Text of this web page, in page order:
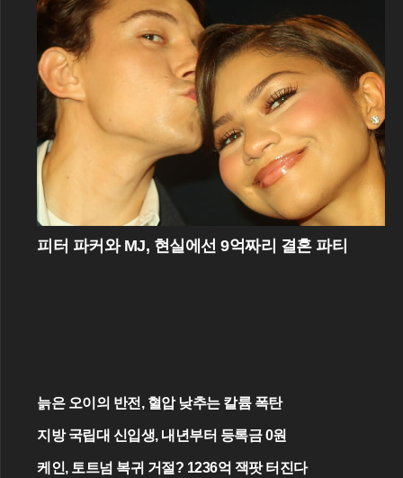
피터 파커와 MJ, 현실에선 9억짜리 결혼 파티
늙은 오이의 반전, 혈압 낮추는 칼륨 폭탄
지방 국립대 신입생, 내년부터 등록금 0원
케인, 토트넘 복귀 거절? 1236억 잭팟 터진다